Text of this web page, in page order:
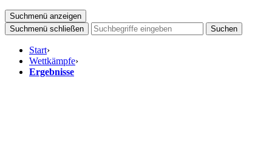
Suchmenü anzeigen
Suchmenü schließen
Suchen
Start›
Wettkämpfe›
Ergebnisse